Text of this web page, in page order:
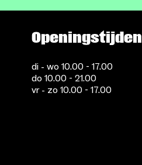
Openingstijden
di - wo 10.00 - 17.00
do 10.00 - 21.00
vr - zo 10.00 - 17.00